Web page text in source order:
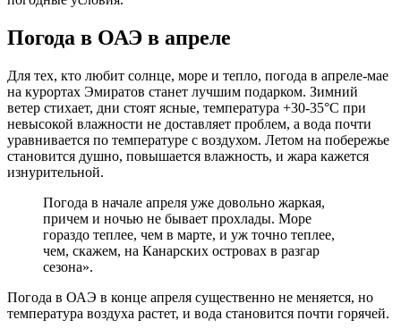
Погода в ОАЭ в апреле
Для тех, кто любит солнце, море и тепло, погода в апреле-мае
на курортах Эмиратов станет лучшим подарком. Зимний
ветер стихает, дни стоят ясные, температура +30-35°С при
невысокой влажности не доставляет проблем, а вода почти
уравнивается по температуре с воздухом. Летом на побережье
становится душно, повышается влажность, и жара кажется
изнурительной.
Погода в начале апреля уже довольно жаркая,
причем и ночью не бывает прохлады. Море
гораздо теплее, чем в марте, и уж точно теплее,
чем, скажем, на Канарских островах в разгар
сезона».
Погода в ОАЭ в конце апреля существенно не меняется, но
температура воздуха растет, и вода становится почти горячей.